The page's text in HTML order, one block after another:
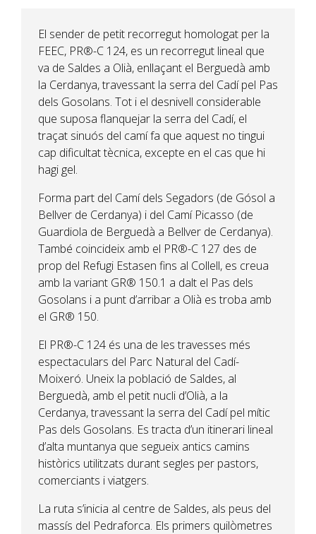
El sender de petit recorregut homologat per la
FEEC, PR®-C 124, es un recorregut lineal que
va de Saldes a Olià, enllaçant el Berguedà amb
la Cerdanya, travessant la serra del Cadí pel Pas
dels Gosolans. Tot i el desnivell considerable
que suposa flanquejar la serra del Cadí, el
traçat sinuós del camí fa que aquest no tingui
cap dificultat tècnica, excepte en el cas que hi
hagi gel.
Forma part del Camí dels Segadors (de Gósol a
Bellver de Cerdanya) i del Camí Picasso (de
Guardiola de Berguedà a Bellver de Cerdanya).
També coincideix amb el PR®-C 127 des de
prop del Refugi Estasen fins al Collell, es creua
amb la variant GR® 150.1 a dalt el Pas dels
Gosolans i a punt d’arribar a Olià es troba amb
el GR® 150.
El PR®-C 124 és una de les travesses més
espectaculars del Parc Natural del Cadí-
Moixeró. Uneix la població de Saldes, al
Berguedà, amb el petit nucli d’Olià, a la
Cerdanya, travessant la serra del Cadí pel mític
Pas dels Gosolans. Es tracta d’un itinerari lineal
d’alta muntanya que segueix antics camins
històrics utilitzats durant segles per pastors,
comerciants i viatgers.
La ruta s’inicia al centre de Saldes, als peus del
massís del Pedraforca. Els primers quilòmetres